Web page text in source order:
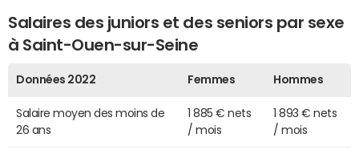
Salaires des juniors et des seniors par sexe
à Saint-Ouen-sur-Seine
Données 2022 Femmes Hommes
Salaire moyen des moins de
26 ans
1 885 € nets
/ mois
1 893 € nets
/ mois